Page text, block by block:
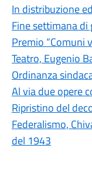
In distribuzione
Fine settimana di
Premio “Comuni
Teatro, Eugenio
Ordinanza
Al via due opere
Ripristino del
Federalismo,
del 1943